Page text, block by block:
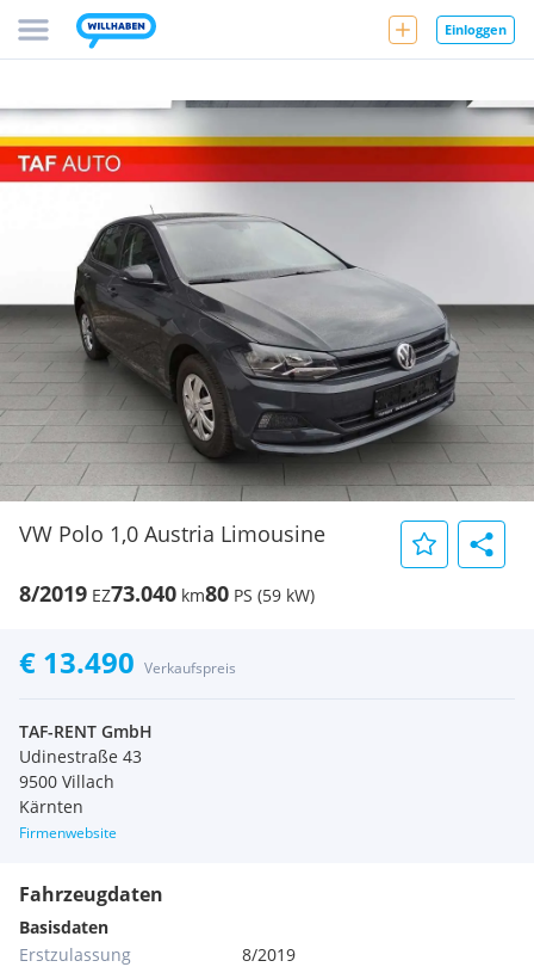
Einloggen
VW Polo 1,0 Austria Limousine
8/2019 EZ73.040 km80 PS (59 kW)
€ 13.490 Verkaufspreis
TAF-RENT GmbH
Udinestraße 43
9500 Villach
Kärnten
Firmenwebsite
Fahrzeugdaten
Basisdaten
Erstzulassung
8/2019